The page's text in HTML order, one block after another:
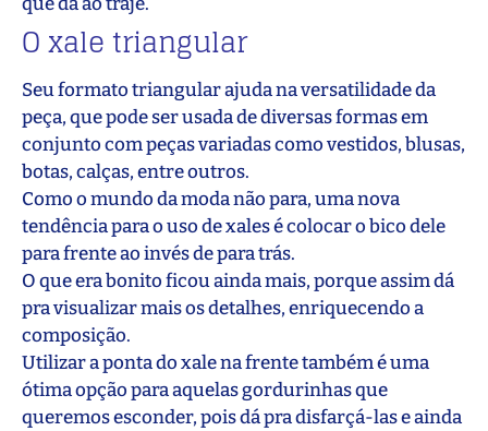
O xale triangular
Seu formato triangular ajuda na versatilidade da
peça, que pode ser usada de diversas formas em
conjunto com peças variadas como vestidos, blusas,
botas, calças, entre outros.
Como o mundo da moda não para, uma nova
tendência para o uso de xales é colocar o bico dele
para frente ao invés de para trás.
O que era bonito ficou ainda mais, porque assim dá
pra visualizar mais os detalhes, enriquecendo a
composição.
Utilizar a ponta do xale na frente também é uma
ótima opção para aquelas gordurinhas que
queremos esconder, pois dá pra disfarçá-las e ainda